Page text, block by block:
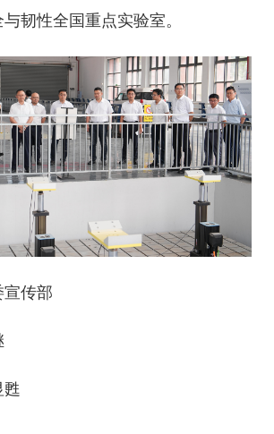
韧性全国重点实验室。
传部
甦